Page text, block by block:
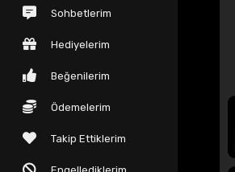
Sohbetlerim
Hediyelerim
Beğenilerim
Ödemelerim
Takip Ettiklerim
Engellediklerim